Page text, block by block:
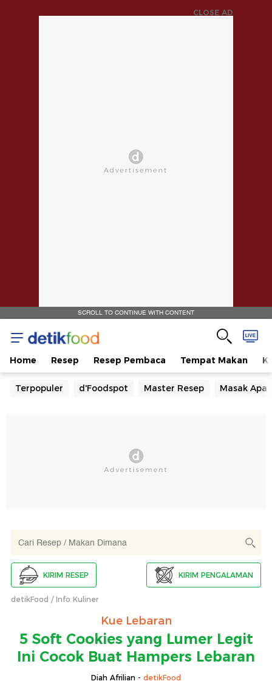
CLOSE AD
SCROLL TO CONTINUE WITH CONTENT
Home Resep Resep Pembaca Tempat Makan
Terpopuler d'Foodspot Master Resep Masak Apa
KIRIM RESEP KIRIM PENGALAMAN
detikFood Info Kuliner
Kue Lebaran
5 Soft Cookies yang Lumer Legit
Ini Cocok Buat Hampers Lebaran
Diah Afrilian - detikFood